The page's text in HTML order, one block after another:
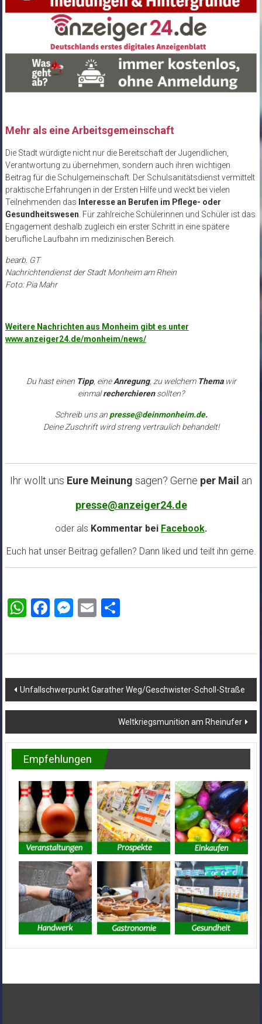
Mehr als eine Arbeitsgemeinschaft
Die Stadt würdigte nicht nur die Bereitschaft der Jugendlichen,
Verantwortung zu übernehmen, sondern auch ihren wichtigen
Beitrag für die Schulgemeinschaft. Der Schulsanitätsdienst vermittelt
praktische Erfahrungen in der Ersten Hilfe und weckt bei vielen
Teilnehmenden das Interesse an Berufen im Pflege- oder
Gesundheitswesen. Für zahlreiche Schülerinnen und Schüler ist das
Engagement deshalb zugleich ein erster Schritt in eine spätere
berufliche Laufbahn im medizinischen Bereich.
bearb. GT
Nachrichtendienst der Stadt Monheim am Rhein
Foto: Pia Mahr
Weitere Nachrichten aus Monheim gibt es unter
www.anzeiger24.de/monheim/news/
Du hast einen Tipp, eineAnregung, zu welchem Themawir
einmalrecherchierensollten?
Schreib uns anpresse@deinmonheim.de.
Deine Zuschrift wird streng vertraulich behandelt!
Ihr wollt uns Eure Meinung sagen? Gerne per Mail an
presse@anzeiger24.de
oder als Kommentar bei Facebook.
Euch hat unser Beitrag gefallen? Dann liked und teilt ihn gerne.
WhatsApp
Facebook
Messenger
EmailTeilen
Beitragsnavigation
Unfallschwerpunkt Garather Weg/Geschwister-Scholl-Straße
Weltkriegsmunition am Rheinufer
Empfehlungen